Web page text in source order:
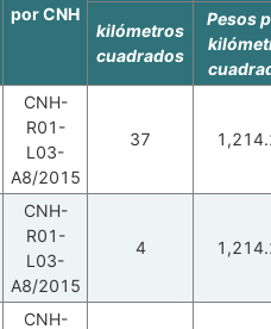
por CNH
kilómetros
cuadrados
Pesos
CNH-
R01-
L03-
A8/2015
37
CNH-
R01-
L03-
A8/2015
4
CNH-